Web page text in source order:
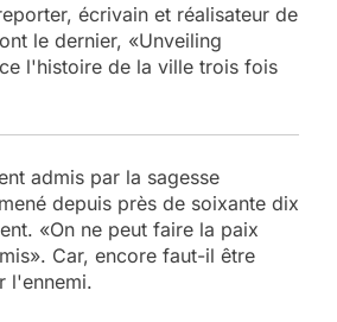
écrivain et réalisateur de
le dernier, «Unveiling
l'histoire de la ville trois fois
admis par la sagesse
depuis près de soixante dix
«On ne peut faire la paix
Car, encore faut-il être
l'ennemi.